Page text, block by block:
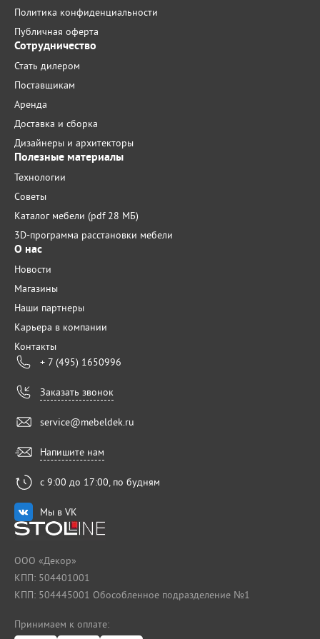
Политика конфиденциальности
Публичная оферта
Сотрудничество
Стать дилером
Поставщикам
Аренда
Доставка и сборка
Дизайнеры и архитекторы
Полезные материалы
Технологии
Советы
Каталог мебели (pdf 28 МБ)
3D-программа расстановки мебели
О нас
Новости
Магазины
Наши партнеры
Карьера в компании
Контакты
+ 7 (495) 1650996
Заказать звонок
service@mebeldek.ru
Напишите нам
с 9:00 до 17:00, по будням
Мы в VK
ООО «Декор»
КПП: 504401001
КПП: 504445001 Обособленное подразделение №1
Принимаем к оплате: